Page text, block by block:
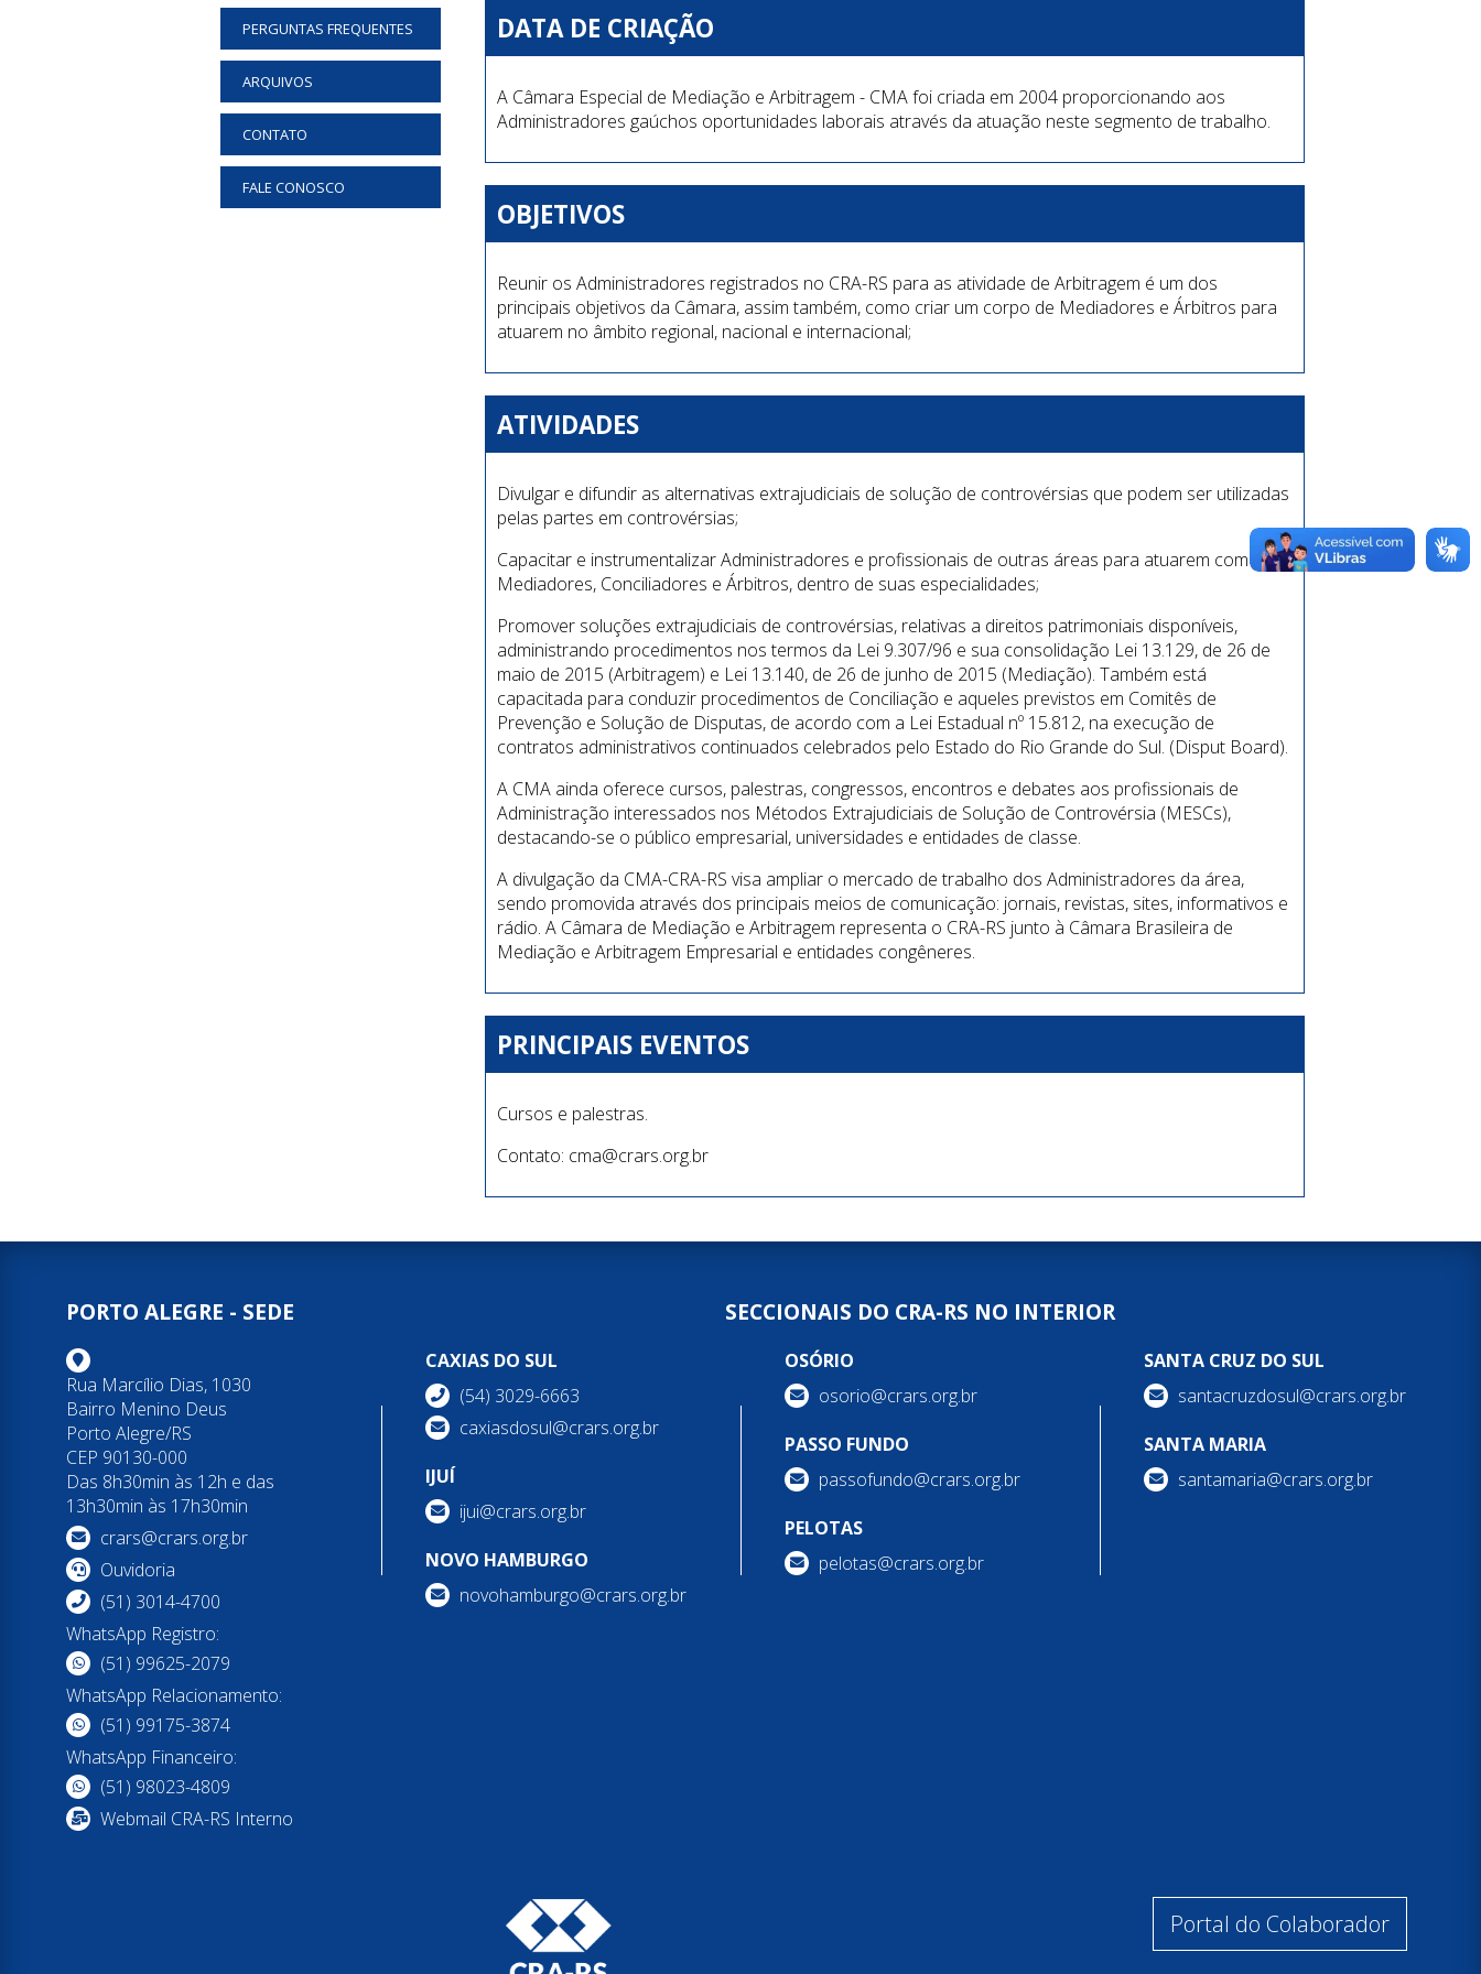
PERGUNTAS FREQUENTES
ARQUIVOS
CONTATO
FALE CONOSCO
DATA DE CRIAÇÃO
A Câmara Especial de Mediação e Arbitragem - CMA foi criada em 2004 proporcionando aos
Administradores gaúchos oportunidades laborais através da atuação neste segmento de trabalho.
OBJETIVOS
Reunir os Administradores registrados no CRA-RS para as atividade de Arbitragem é um dos
principais objetivos da Câmara, assim também, como criar um corpo de Mediadores e Árbitros para
atuarem no âmbito regional, nacional e internacional;
ATIVIDADES
Divulgar e difundir as alternativas extrajudiciais de solução de controvérsias que podem ser utilizadas
pelas partes em controvérsias;
Capacitar e instrumentalizar Administradores e profissionais de outras áreas para atuarem como
Mediadores, Conciliadores e Árbitros, dentro de suas especialidades;
Promover soluções extrajudiciais de controvérsias, relativas a direitos patrimoniais disponíveis,
administrando procedimentos nos termos da Lei 9.307/96 e sua consolidação Lei 13.129, de 26 de
maio de 2015 (Arbitragem) e Lei 13.140, de 26 de junho de 2015 (Mediação). Também está
capacitada para conduzir procedimentos de Conciliação e aqueles previstos em Comitês de
Prevenção e Solução de Disputas, de acordo com a Lei Estadual nº 15.812, na execução de
contratos administrativos continuados celebrados pelo Estado do Rio Grande do Sul. (Disput Board).
A CMA ainda oferece cursos, palestras, congressos, encontros e debates aos profissionais de
Administração interessados nos Métodos Extrajudiciais de Solução de Controvérsia (MESCs),
destacando-se o público empresarial, universidades e entidades de classe.
A divulgação da CMA-CRA-RS visa ampliar o mercado de trabalho dos Administradores da área,
sendo promovida através dos principais meios de comunicação: jornais, revistas, sites, informativos e
rádio. A Câmara de Mediação e Arbitragem representa o CRA-RS junto à Câmara Brasileira de
Mediação e Arbitragem Empresarial e entidades congêneres.
PRINCIPAIS EVENTOS
Cursos e palestras.
Contato: cma@crars.org.br
PORTO ALEGRE - SEDE
Rua Marcílio Dias, 1030
Bairro Menino Deus
Porto Alegre/RS
CEP 90130-000
Das 8h30min às 12h e das
13h30min às 17h30min
crars@crars.org.br
Ouvidoria
(51) 3014-4700
WhatsApp Registro:
(51) 99625-2079
WhatsApp Relacionamento:
(51) 99175-3874
WhatsApp Financeiro:
(51) 98023-4809
Webmail CRA-RS Interno
SECCIONAIS DO CRA-RS NO INTERIOR
CAXIAS DO SUL
(54) 3029-6663
caxiasdosul@crars.org.br
IJUÍ
ijui@crars.org.br
NOVO HAMBURGO
novohamburgo@crars.org.br
OSÓRIO
osorio@crars.org.br
PASSO FUNDO
passofundo@crars.org.br
PELOTAS
pelotas@crars.org.br
SANTA CRUZ DO SUL
santacruzdosul@crars.org.br
SANTA MARIA
santamaria@crars.org.br
Portal do Colaborador